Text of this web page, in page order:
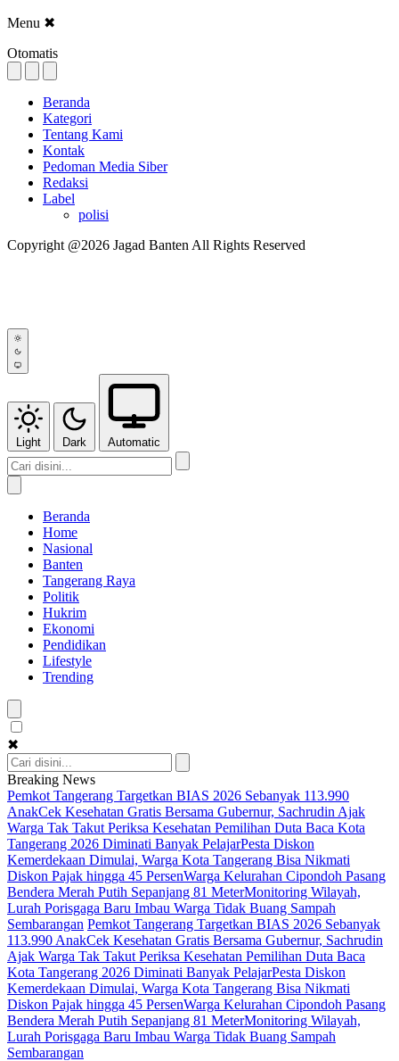
Menu ✖
Otomatis
Beranda
Kategori
Tentang Kami
Kontak
Pedoman Media Siber
Redaksi
Label
polisi
Copyright @2026 Jagad Banten All Rights Reserved
Light Dark Automatic
Beranda
Home
Nasional
Banten
Tangerang Raya
Politik
Hukrim
Ekonomi
Pendidikan
Lifestyle
Trending
✖
Breaking News
Pemkot Tangerang Targetkan BIAS 2026 Sebanyak 113.990
AnakCek Kesehatan Gratis Bersama Gubernur, Sachrudin Ajak
Warga Tak Takut Periksa Kesehatan Pemilihan Duta Baca Kota
Tangerang 2026 Diminati Banyak PelajarPesta Diskon
Kemerdekaan Dimulai, Warga Kota Tangerang Bisa Nikmati
Diskon Pajak hingga 45 PersenWarga Kelurahan Cipondoh Pasang
Bendera Merah Putih Sepanjang 81 MeterMonitoring Wilayah,
Lurah Porisgaga Baru Imbau Warga Tidak Buang Sampah
Sembarangan Pemkot Tangerang Targetkan BIAS 2026 Sebanyak
113.990 AnakCek Kesehatan Gratis Bersama Gubernur, Sachrudin
Ajak Warga Tak Takut Periksa Kesehatan Pemilihan Duta Baca
Kota Tangerang 2026 Diminati Banyak PelajarPesta Diskon
Kemerdekaan Dimulai, Warga Kota Tangerang Bisa Nikmati
Diskon Pajak hingga 45 PersenWarga Kelurahan Cipondoh Pasang
Bendera Merah Putih Sepanjang 81 MeterMonitoring Wilayah,
Lurah Porisgaga Baru Imbau Warga Tidak Buang Sampah
Sembarangan